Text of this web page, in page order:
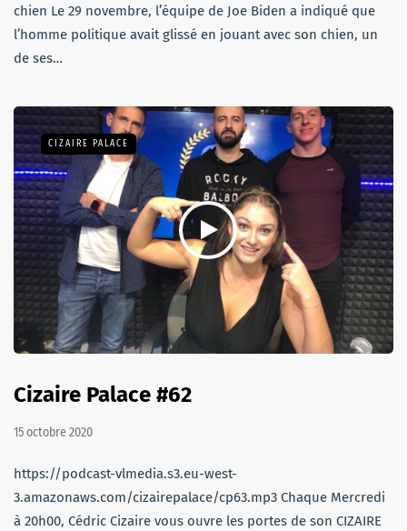
chien Le 29 novembre, l’équipe de Joe Biden a indiqué que
l’homme politique avait glissé en jouant avec son chien, un
de ses…
CIZAIRE PALACE
Cizaire Palace #62
15 octobre 2020
https://podcast-vlmedia.s3.eu-west-
3.amazonaws.com/cizairepalace/cp63.mp3 Chaque Mercredi
à 20h00, Cédric Cizaire vous ouvre les portes de son CIZAIRE